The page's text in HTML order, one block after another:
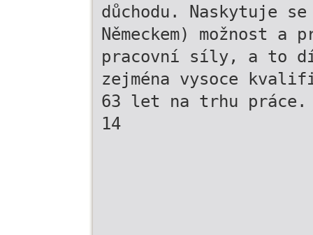
důchodu. Naskytuje
Německem) možnost
pracovní síly, a to
zejména vysoce
63 let na trhu práce.
14